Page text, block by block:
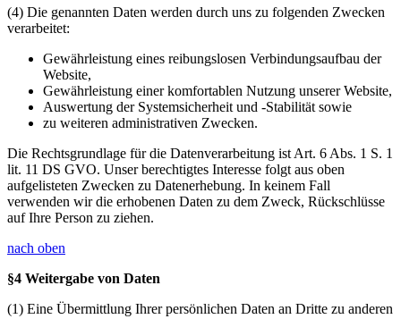
(4) Die genannten Daten werden durch uns zu folgenden Zwecken
verarbeitet:
Gewährleistung eines reibungslosen Verbindungsaufbau der
Website,
Gewährleistung einer komfortablen Nutzung unserer Website,
Auswertung der Systemsicherheit und -Stabilität sowie
zu weiteren administrativen Zwecken.
Die Rechtsgrundlage für die Datenverarbeitung ist Art. 6 Abs. 1 S. 1
lit. 11 DS GVO. Unser berechtigtes Interesse folgt aus oben
aufgelisteten Zwecken zu Datenerhebung. In keinem Fall
verwenden wir die erhobenen Daten zu dem Zweck, Rückschlüsse
auf Ihre Person zu ziehen.
nach oben
§4 Weitergabe von Daten
(1) Eine Übermittlung Ihrer persönlichen Daten an Dritte zu anderen